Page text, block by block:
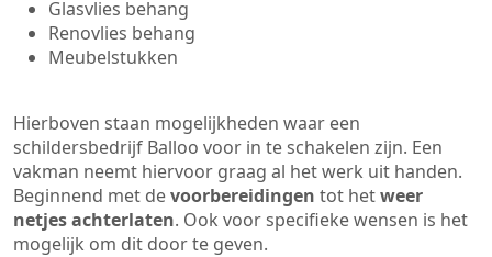
Glasvlies behang
Renovlies behang
Meubelstukken
Hierboven staan mogelijkheden waar een
schildersbedrijf Balloo voor in te schakelen zijn. Een
vakman neemt hiervoor graag al het werk uit handen.
Beginnend met devoorbereidingen tot hetweer
netjes achterlaten. Ook voor specifieke wensen is het
mogelijk om dit door te geven.